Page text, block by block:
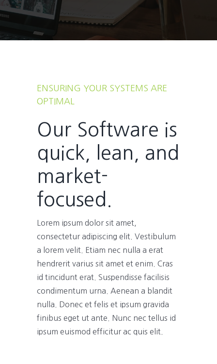
ENSURING YOUR SYSTEMS ARE
OPTIMAL
Our Software is
quick, lean, and
market-
focused.
Lorem ipsum dolor sit amet,
consectetur adipiscing elit. Vestibulum
a lorem velit. Etiam nec nulla a erat
hendrerit varius sit amet et enim. Cras
id tincidunt erat. Suspendisse facilisis
condimentum urna. Aenean a blandit
nulla. Donec et felis et ipsum gravida
finibus eget ut ante. Nunc nec tellus id
ipsum euismod efficitur ac quis elit.